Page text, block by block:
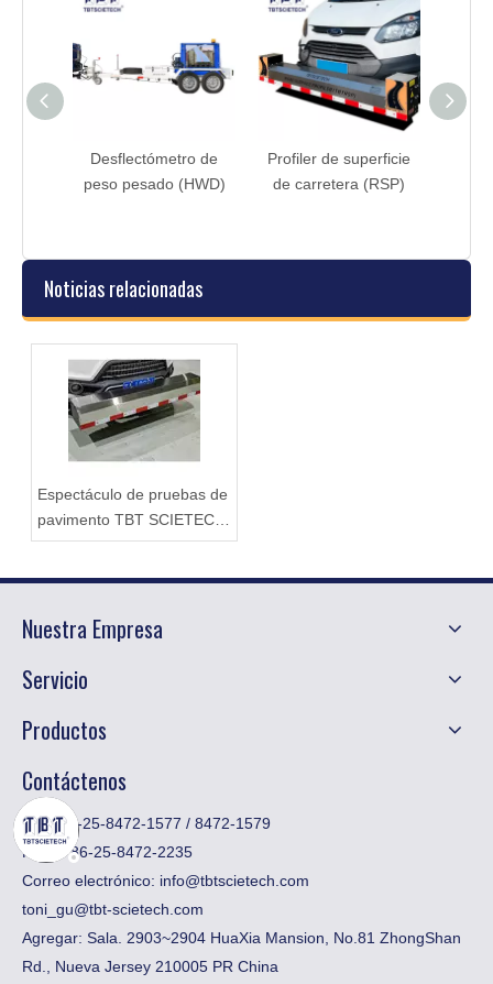
Desflectómetro de
peso pesado (HWD)
Profiler de superficie
de carretera (RSP)
Noticias relacionadas
Espectáculo de pruebas de
pavimento TBT SCIETECH
RSP (Road Surface
Nuestra Empresa
Servicio
Productos
Contáctenos
Tel: +86-25-8472-1577 / 8472-1579
Fax:
​+ 86-25-8472-2235
Correo electrónico: info@tbtscietech.com
toni_gu@tbt-scietech.com
Agregar: Sala. 2903~2904 HuaXia Mansion, No.81 ZhongShan
Rd., Nueva Jersey 210005 PR China